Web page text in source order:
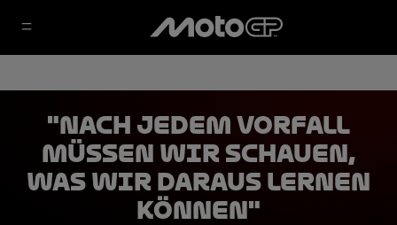
"Nach jedem Vorfall
müssen wir schauen,
was wir daraus lernen
können"